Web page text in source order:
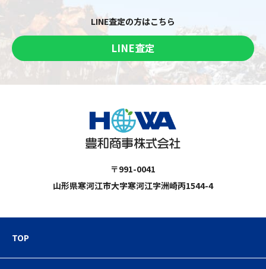
LINE査定の方はこちら
LINE査定
〒991-0041
山形県寒河江市大字寒河江字洲崎丙1544-4
TOP